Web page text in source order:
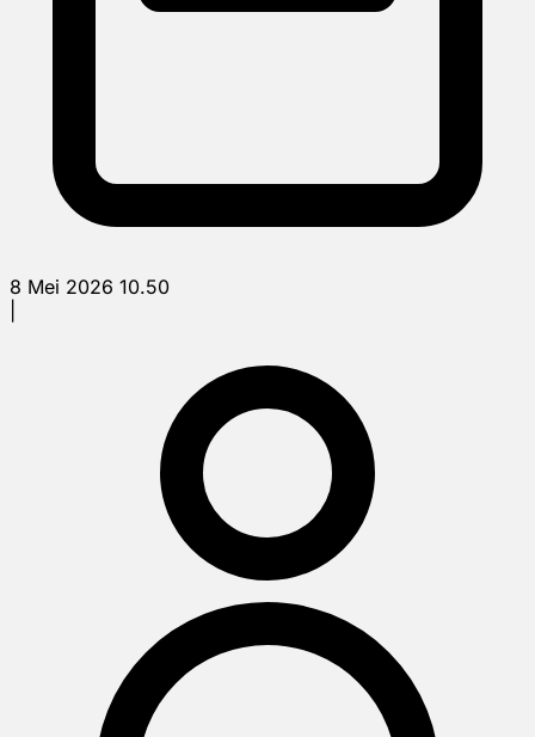
8 Mei 2026 10.50